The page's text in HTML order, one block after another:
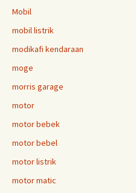
Mobil
mobil listrik
modikafi kendaraan
moge
morris garage
motor
motor bebek
motor bebel
motor listrik
motor matic